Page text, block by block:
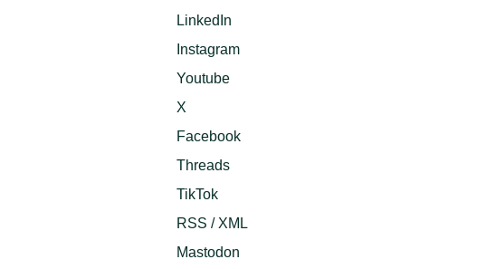
LinkedIn
Instagram
Youtube
X
Facebook
Threads
TikTok
RSS / XML
Mastodon